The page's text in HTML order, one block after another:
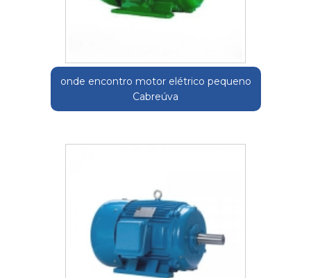
onde encontro motor elétrico pequeno
Cabreúva